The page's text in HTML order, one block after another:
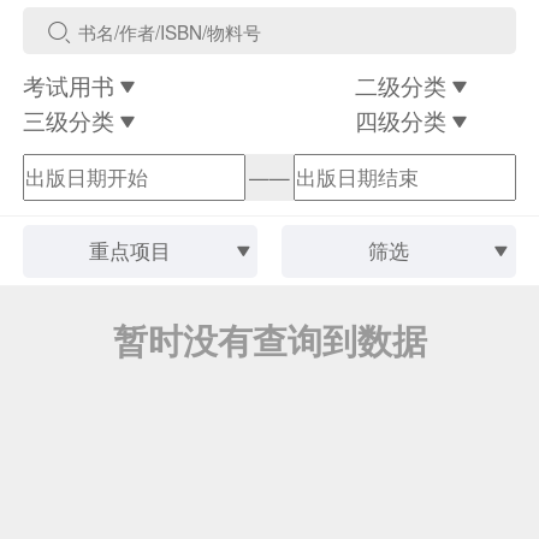
考试用书
二级分类
三级分类
四级分类
——
重点项目 筛选
暂时没有查询到数据